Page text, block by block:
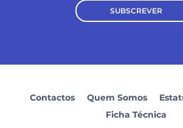
SUBSCREVER
Contactos Quem Somos
Ficha Técnica